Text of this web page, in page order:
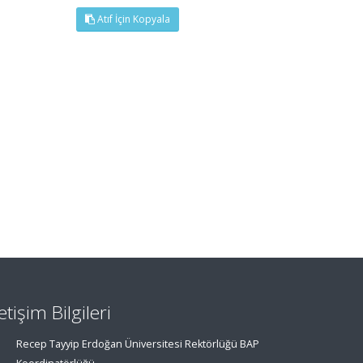
Atıf İçin Kopyala
Bilgileri
Recep Tayyip Erdoğan Üniversitesi Rektörlüğü BAP